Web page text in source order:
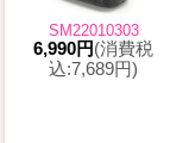
SM22010303
6,990円(消費税
込:7,689円)